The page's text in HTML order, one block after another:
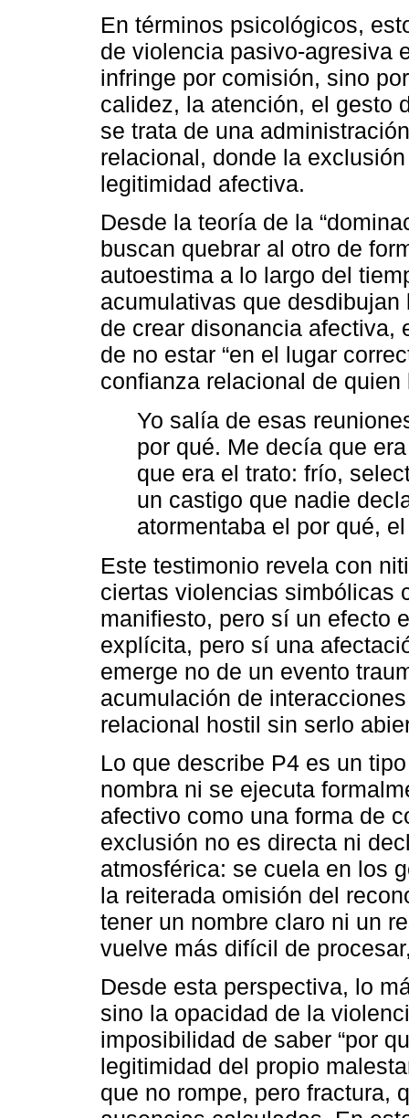
En términos psicológicos,
de violencia pasivo-agresiva
infringe por comisión, sino
calidez, la atención, el gesto
se trata de una
relacional, donde la
legitimidad afectiva.
Desde la teoría de la
buscan quebrar al otro de
autoestima a lo largo del
acumulativas que
de crear disonancia afectiva,
de no estar “en el lugar
confianza relacional de quien
Yo salía de esas
por qué. Me decía que
que era el trato: frío,
un castigo que nadie
atormentaba el por qué,
Este testimonio revela con
ciertas violencias simbólicas
manifiesto, pero sí un efecto
explícita, pero sí una
emerge no de un evento
acumulación de
relacional hostil sin serlo
Lo que describe P4 es un
nombra ni se ejecuta
afectivo como una forma de
exclusión no es directa ni
atmosférica: se cuela en los
la reiterada omisión del
tener un nombre claro ni un
vuelve más difícil de
Desde esta perspectiva, lo
sino la opacidad de la
imposibilidad de saber “por
legitimidad del propio
que no rompe, pero fractura,